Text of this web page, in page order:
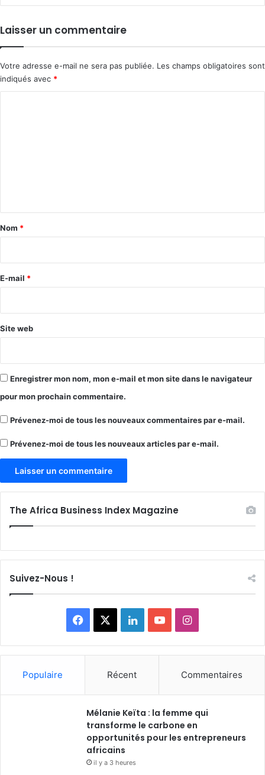
Laisser un commentaire
Votre adresse e-mail ne sera pas publiée. Les champs obligatoires sont
indiqués avec *
a
e
Nom *
E-mail *
Site web
Enregistrer mon nom, mon e-mail et mon site dans le navigateur
pour mon prochain commentaire.
Prévenez-moi de tous les nouveaux commentaires par e-mail.
Prévenez-moi de tous les nouveaux articles par e-mail.
The Africa Business Index Magazine
Suivez-Nous !
Facebook LinkedinYouTubeInstagram
Populaire Récent Commentaires
Mélanie Keïta : la femme qui
transforme le carbone en
opportunités pour les entrepreneurs
africains
il y a 3 heures